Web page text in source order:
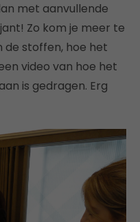
met aanvullende
Zo kom je meer te
stoffen, hoe het
video van hoe het
is gedragen. Erg